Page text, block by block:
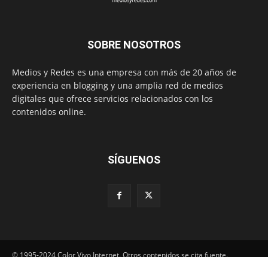
SOBRE NOSOTROS
Medios y Redes es una empresa con más de 20 años de
experiencia en blogging y una amplia red de medios
digitales que ofrece servicios relacionados con los
contenidos online.
SÍGUENOS
© 1995-2024 Color Vivo Internet. Otros contenidos se cita fuente.